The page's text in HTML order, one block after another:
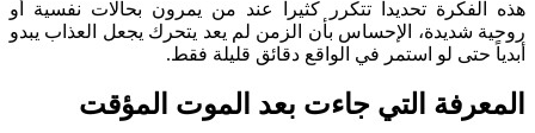
هذه الفكرة تحديداً تتكرر كثيراً عند من يمرون بحالات نفسية أو
روحية شديدة، الإحساس بأن الزمن لم يعد يتحرك يجعل العذاب يبدو
أبدياً حتى لو استمر في الواقع دقائق قليلة فقط.
المعرفة التي جاءت بعد الموت المؤقت